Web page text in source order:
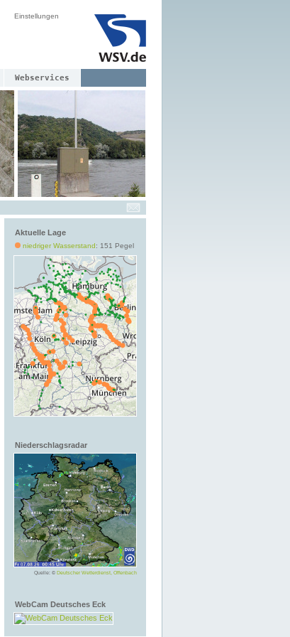
Einstellungen
Webservices
Aktuelle Lage
niedriger Wasserstand: 151 Pegel
Niederschlagsradar
Quelle: © Deutscher Wetterdienst, Offenbach
WebCam Deutsches Eck